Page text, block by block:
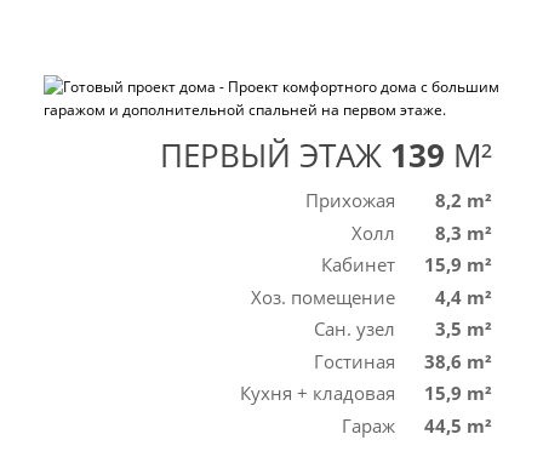
ПЕРВЫЙ ЭТАЖ 139 M²
Прихожая
8,2 m²
Холл
8,3 m²
Кабинет
15,9 m²
Хоз. помещение
4,4 m²
Сан. узел
3,5 m²
Гостиная
38,6 m²
Кухня + кладовая
15,9 m²
Гараж
44,5 m²